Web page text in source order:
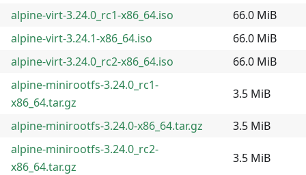
alpine-virt-3.24.0_rc1-x86_64.iso
66.0 MiB
alpine-virt-3.24.1-x86_64.iso
66.0 MiB
alpine-virt-3.24.0_rc2-x86_64.iso
66.0 MiB
alpine-minirootfs-3.24.0_rc1-
x86_64.tar.gz
3.5 MiB
alpine-minirootfs-3.24.0-x86_64.tar.gz
3.5 MiB
alpine-minirootfs-3.24.0_rc2-
x86_64.tar.gz
3.5 MiB